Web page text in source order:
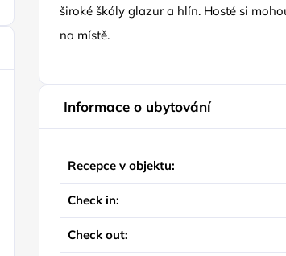
široké škály glazur a hlín. Hosté si
na místě.
Informace o ubytování
Recepce v objektu:
Check in:
Check out: